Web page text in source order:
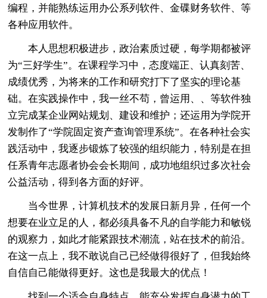
编程，并能熟练运用办公系列软件、金碟财务软件、等
各种应用软件。
本人思想积极进步，政治素质过硬，每学期都被评
为“三好学生”。在课程学习中，态度端正、认真刻苦、
成绩优秀，为将来的工作和研究打下了坚实的理论基
础。在实践操作中，我一丝不苟，曾运用、、等软件独
立完成某企业网站规划、建设和维护；还运用为学院开
发制作了“学院固定资产查询管理系统”。在各种社会实
践活动中，我逐步锻炼了较强的组织能力，特别是在担
任系青年志愿者协会会长期间，成功地组织过多次社会
公益活动，得到各方面的好评。
当今世界，计算机技术的发展日新月异，任何一个
想要在业立足的人，都必须具备不凡的自学能力和敏锐
的观察力，如此才能紧跟技术潮流，站在技术的前沿。
在这一点上，我不敢说自己已经做得很好了，但我始终
自信自己能做得更好。这也是我最大的优点！